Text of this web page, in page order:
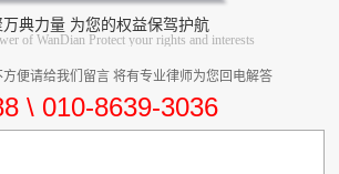
万典力量 为您的权益保驾护航
of WanDian Protect your rights and interests
便请给我们留言 将有专业律师为您回电解答
\ 010-8639-3036